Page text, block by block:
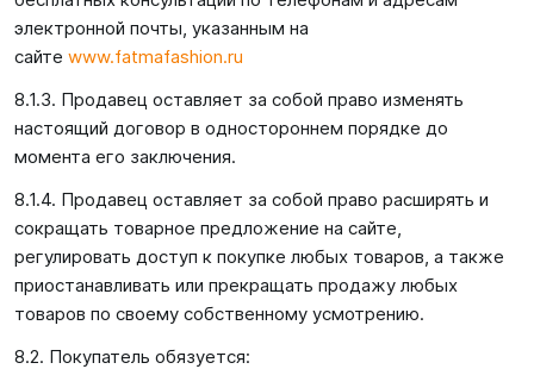
электронной почты, указанным на
сайте www.fatmafashion.ru
8.1.3. Продавец оставляет за собой право изменять
настоящий договор в одностороннем порядке до
момента его заключения.
8.1.4. Продавец оставляет за собой право расширять и
сокращать товарное предложение на сайте,
регулировать доступ к покупке любых товаров, а также
приостанавливать или прекращать продажу любых
товаров по своему собственному усмотрению.
8.2. Покупатель обязуется: